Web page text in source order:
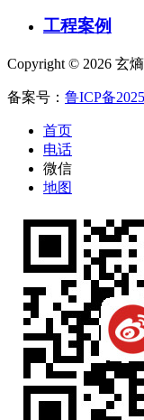
工程案例
Copyright © 2026 玄
备案号： 鲁ICP备
首页
电话
微信
地图